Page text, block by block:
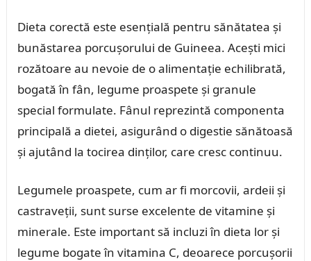
Dieta corectă este esențială pentru sănătatea și
bunăstarea porcușorului de Guineea. Acești mici
rozătoare au nevoie de o alimentație echilibrată,
bogată în fân, legume proaspete și granule
special formulate. Fânul reprezintă componenta
principală a dietei, asigurând o digestie sănătoasă
și ajutând la tocirea dinților, care cresc continuu.
Legumele proaspete, cum ar fi morcovii, ardeii și
castraveții, sunt surse excelente de vitamine și
minerale. Este important să incluzi în dieta lor și
legume bogate în vitamina C, deoarece porcușorii